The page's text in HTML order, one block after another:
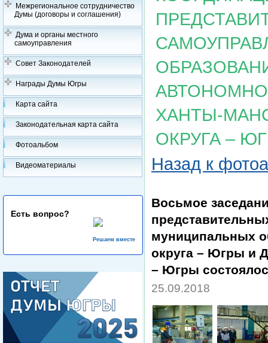
Межрегиональное сотрудничество
Думы (договоры и соглашения)
Дума и органы местного
самоуправления
Совет Законодателей
Награды Думы Югры
Карта сайта
Законодательная карта сайта
Фотоальбом
Видеоматериалы
Есть вопрос?
Решаем вместе
ХАНТЫ-
ОКРУГА –
Назад к
Восьмое
муниципальных
округа – Югры и
– Югры
25.09.2018